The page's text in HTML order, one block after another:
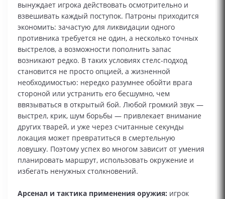
вынуждает игрока действовать осмотрительно и
взвешивать каждый поступок. Патроны приходится
экономить: зачастую для ликвидации одного
противника требуется не один, а несколько точных
выстрелов, а возможности пополнить запас
возникают редко. В таких условиях стелс‑подход
становится не просто опцией, а жизненной
необходимостью: нередко разумнее обойти врага
стороной или устранить его бесшумно, чем
ввязываться в открытый бой. Любой громкий звук —
выстрел, крик, шум борьбы — привлекает внимание
других тварей, и уже через считанные секунды
локация может превратиться в смертельную
ловушку. Поэтому успех во многом зависит от умения
планировать маршрут, использовать окружение и
избегать ненужных столкновений.
Арсенал и тактика применения оружия: игрок